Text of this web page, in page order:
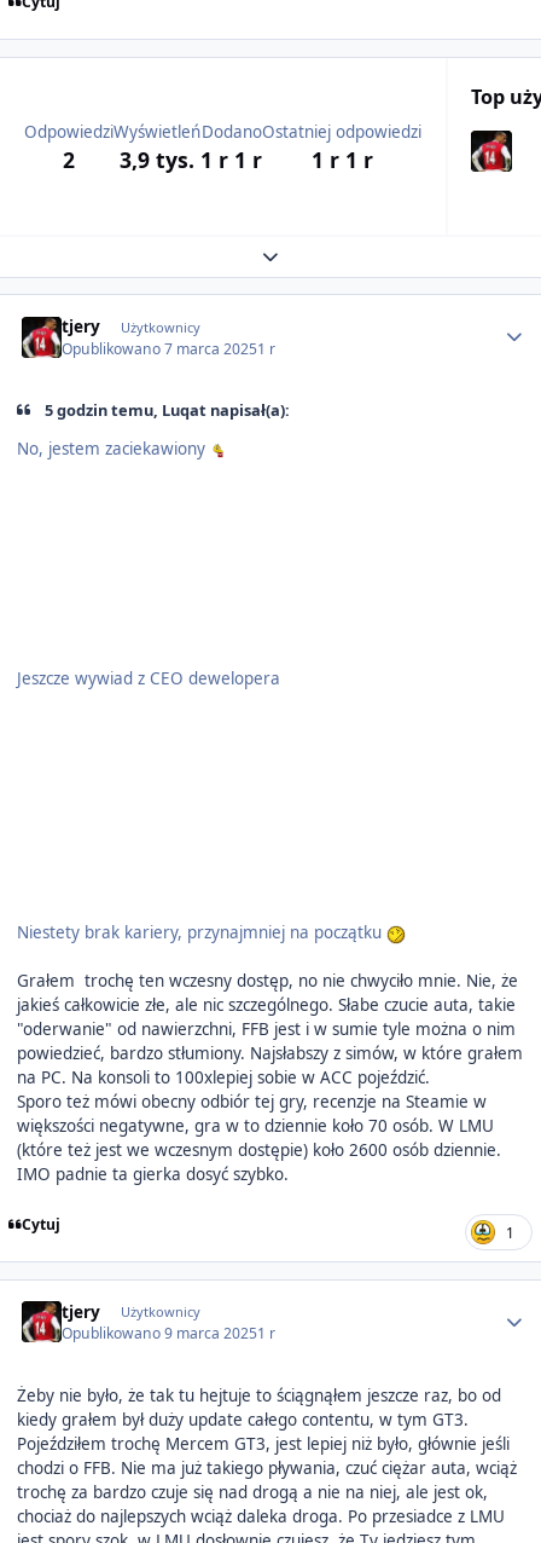
Odpowiedzi
2
Wyświetleń
3,9 tys.
Dodano
1 r 1 r
Ostatniej odpowiedzi
1 r 1 r
Top
Expand topic overview
tjery Użytkownicy
Opublikowano7 marca 20251 r
5 godzin temu, Luqat napisał(a):
No, jestem zaciekawiony
Jeszcze wywiad z CEO dewelopera
Niestety brak kariery, przynajmniej na początku
Grałem trochę ten wczesny dostęp, no nie chwyciło mnie. Nie, że
jakieś całkowicie złe, ale nic szczególnego. Słabe czucie auta, takie
"oderwanie" od nawierzchni, FFB jest i w sumie tyle można o nim
powiedzieć, bardzo stłumiony. Najsłabszy z simów, w które grałem
na PC. Na konsoli to 100xlepiej sobie w ACC pojeździć.
Sporo też mówi obecny odbiór tej gry, recenzje na Steamie w
większości negatywne, gra w to dziennie koło 70 osób. W LMU
(które też jest we wczesnym dostępie) koło 2600 osób dziennie.
IMO padnie ta gierka dosyć szybko.
Cytuj 1
tjery Użytkownicy
Opublikowano9 marca 20251 r
Żeby nie było, że tak tu hejtuje to ściągnąłem jeszcze raz, bo od
kiedy grałem był duży update całego contentu, w tym GT3.
Pojeździłem trochę Mercem GT3, jest lepiej niż było, głównie jeśli
chodzi o FFB. Nie ma już takiego pływania, czuć ciężar auta, wciąż
trochę za bardzo czuje się nad drogą a nie na niej, ale jest ok,
chociaż do najlepszych wciąż daleka droga. Po przesiadce z LMU